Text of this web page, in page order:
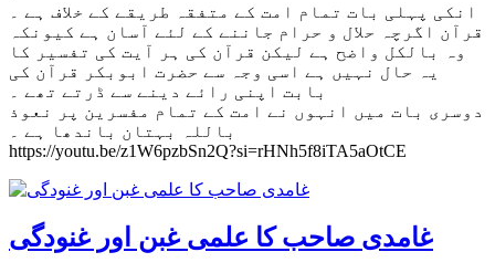
انکی پہلی بات تمام امت کے متفقہ طریقے کے خلاف ہے ۔
قرآن اگرچہ حلال و حرام جاننے کے لئے آسان ہے کیونکہ
وہ بالکل واضح ہے لیکن قرآن کی ہر آیت کی تفسیر کا
یہ حال نہیں ہے اسی وجہ سے حضرت ابوبکر قرآن کی
بابت اپنی رائے دینے سے ڈرتے تھے ۔
دوسری بات میں انہوں نے امت کے تمام مفسرین پر نعوذ
باللہ بہتان باندھا ہے ۔
https://youtu.be/z1W6pzbSn2Q?si=rHNh5f8iTA5aOtCE
غامدی صاحب کا علمی غبن اور غنودگی